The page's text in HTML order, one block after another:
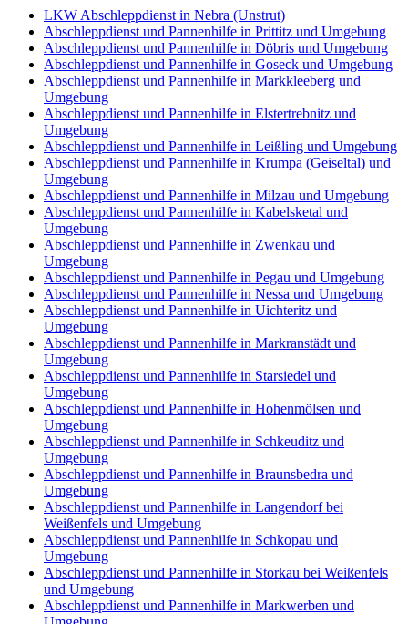
LKW Abschleppdienst in Nebra (Unstrut)
Abschleppdienst und Pannenhilfe in Prittitz und Umgebung
Abschleppdienst und Pannenhilfe in Döbris und Umgebung
Abschleppdienst und Pannenhilfe in Goseck und Umgebung
Abschleppdienst und Pannenhilfe in Markkleeberg und
Umgebung
Abschleppdienst und Pannenhilfe in Elstertrebnitz und
Umgebung
Abschleppdienst und Pannenhilfe in Leißling und Umgebung
Abschleppdienst und Pannenhilfe in Krumpa (Geiseltal) und
Umgebung
Abschleppdienst und Pannenhilfe in Milzau und Umgebung
Abschleppdienst und Pannenhilfe in Kabelsketal und
Umgebung
Abschleppdienst und Pannenhilfe in Zwenkau und
Umgebung
Abschleppdienst und Pannenhilfe in Pegau und Umgebung
Abschleppdienst und Pannenhilfe in Nessa und Umgebung
Abschleppdienst und Pannenhilfe in Uichteritz und
Umgebung
Abschleppdienst und Pannenhilfe in Markranstädt und
Umgebung
Abschleppdienst und Pannenhilfe in Starsiedel und
Umgebung
Abschleppdienst und Pannenhilfe in Hohenmölsen und
Umgebung
Abschleppdienst und Pannenhilfe in Schkeuditz und
Umgebung
Abschleppdienst und Pannenhilfe in Braunsbedra und
Umgebung
Abschleppdienst und Pannenhilfe in Langendorf bei
Weißenfels und Umgebung
Abschleppdienst und Pannenhilfe in Schkopau und
Umgebung
Abschleppdienst und Pannenhilfe in Storkau bei Weißenfels
und Umgebung
Abschleppdienst und Pannenhilfe in Markwerben und